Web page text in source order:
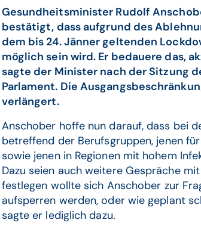
Gesundheitsminister Rudolf
bestätigt, dass aufgrund des
dem bis 24. Jänner geltenden
möglich sein wird. Er bedauere das,
sagte der Minister nach der Sitzung
Parlament. Die
verlängert.
Anschober hoffe nun darauf, dass bei
betreffend der Berufsgruppen, jenen
sowie jenen in Regionen mit hohem
Dazu seien auch weitere Gespräche
festlegen wollte sich Anschober zur
aufsperren werden, oder wie geplant
sagte er lediglich dazu.